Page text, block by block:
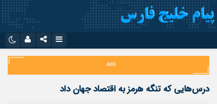
اینستاگرام
تلگرام
سروش
ایتا
اپلیکیشن
نام کاربری یا نشانی ایمیل
رمز عبور
درس‌هایی که تنگه هرمز به اقتصاد جهان داد